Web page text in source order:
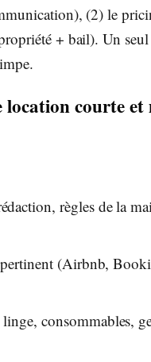
(2) le
+ bail). Un
courte et
règles de la
(Airbnb,
consommables,